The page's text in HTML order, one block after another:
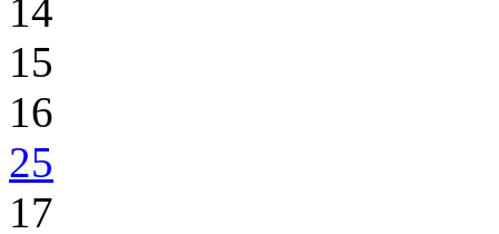
14
15
16
25
17